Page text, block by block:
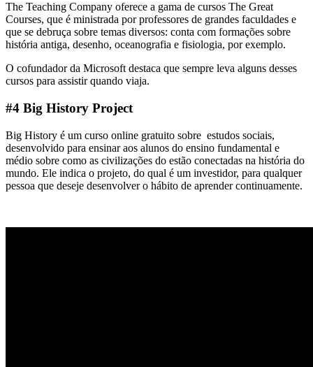
The Teaching Company oferece a gama de cursos The Great
Courses, que é ministrada por professores de grandes faculdades e
que se debruça sobre temas diversos: conta com formações sobre
história antiga, desenho, oceanografia e fisiologia, por exemplo.
O cofundador da Microsoft destaca que sempre leva alguns desses
cursos para assistir quando viaja.
#4 Big History Project
Big History é um curso online gratuito sobre estudos sociais,
desenvolvido para ensinar aos alunos do ensino fundamental e
médio sobre como as civilizações do estão conectadas na história do
mundo. Ele indica o projeto, do qual é um investidor, para qualquer
pessoa que deseje desenvolver o hábito de aprender continuamente.